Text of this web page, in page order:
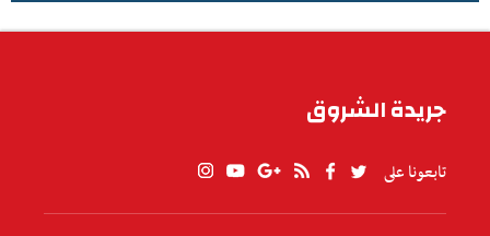
جريدة الشروق
تابعونا على